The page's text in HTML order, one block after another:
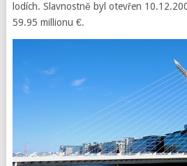
lodích. Slavnostně byl otevřen
59.95 millionu €.